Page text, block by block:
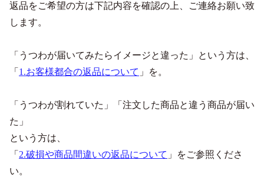
返品をご希望の方は下記内容を確認の上、ご連絡お願い致
します。
「うつわが届いてみたらイメージと違った」という方は、
「 1.お客様都合の返品について 」を。
「うつわが割れていた」「注文した商品と違う商品が届い
た」
という方は、
「 2.破損や商品間違いの返品について 」をご参照くださ
い。